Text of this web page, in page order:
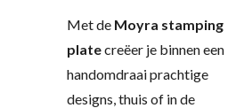
Met de Moyra stamping
platecreëer je binnen een
handomdraai prachtige
designs, thuis of in de